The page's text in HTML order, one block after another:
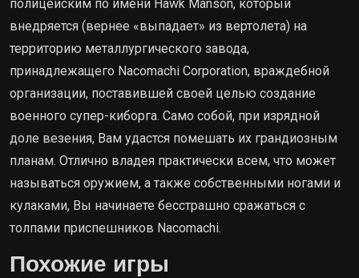
полицейским по имени Hawk Manson, который
внедряется (вернее «выпадает» из вертолета) на
территорию металлургического завода,
принадлежащего Nacomachi Corporation, враждебной
организации, поставившей своей целью создание
военного супер-киборга. Само собой, при изрядной
доле везения, Вам удастся помешать их грандиозным
планам. Отлично владея практически всем, что может
называться оружием, а также собственными ногами и
кулаками, Вы начинаете бесстрашно сражаться с
толпами приспешников Nacomachi.
Похожие игры